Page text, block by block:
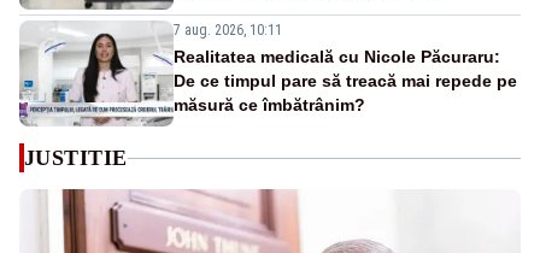
7 aug. 2026, 10:11
Realitatea medicală cu Nicole Păcuraru:
De ce timpul pare să treacă mai repede pe
măsură ce îmbătrânim?
JUSTITIE